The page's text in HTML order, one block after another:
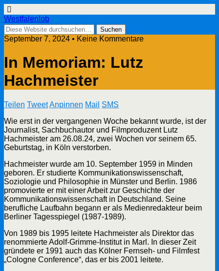
Westfalenlob
September 7, 2024 • Keine Kommentare
In Memoriam: Lutz
Hachmeister
Teilen TweetAnpinnen Mail SMS
Wie erst in der vergangenen Woche bekannt wurde, ist der
Journalist, Sachbuchautor und Filmproduzent Lutz
Hachmeister am 26.08.24, zwei Wochen vor seinem 65.
Geburtstag, in Köln verstorben.
Hachmeister wurde am 10. September 1959 in Minden
geboren. Er studierte Kommunikationswissenschaft,
Soziologie und Philosophie in Münster und Berlin. 1986
promovierte er mit einer Arbeit zur Geschichte der
Kommunikationswissenschaft in Deutschland. Seine
berufliche Laufbahn begann er als Medienredakteur beim
Berliner Tagesspiegel (1987-1989).
Von 1989 bis 1995 leitete Hachmeister als Direktor das
renommierte Adolf-Grimme-Institut in Marl. In dieser Zeit
gründete er 1991 auch das Kölner Fernseh- und Filmfest
„Cologne Conference“, das er bis 2001 leitete.